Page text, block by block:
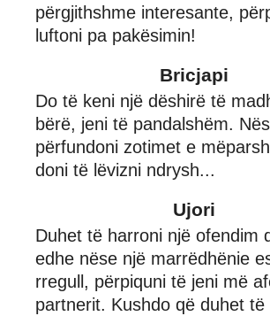
përgjithshme interesante,
luftoni pa pakësimin!
Bricjapi
Do të keni një dëshirë të
bërë, jeni të pandalshëm.
përfundoni zotimet e
doni të lëvizni ndrysh...
Ujori
Duhet të harroni një ofendim
edhe nëse një marrëdhënie
rregull, përpiquni të jeni më
partnerit. Kushdo që duhet të